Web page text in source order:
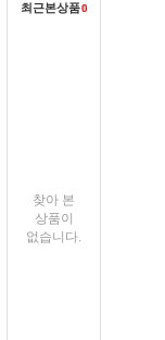
최근본상품0
찾아 본
상품이
없습니다.